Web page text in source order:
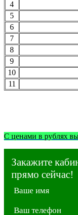
4
5
6
7
8
9
10
11
С ценами в рублях
Закажите
прямо сейчас!
Ваше имя
Ваш телефон